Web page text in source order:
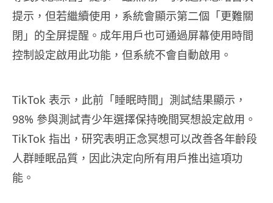
提示，但若繼續使用，系統會顯示第二個「更難關
閉」的全屏提醒。成年用戶也可通過屏幕使用時間
控制設定啟用此功能，但系統不會自動啟用。
TikTok 表示，此前「睡眠時間」測試結果顯示，
98% 參與測試青少年選擇保持晚間冥想設定啟用。
TikTok 指出，研究表明正念冥想可以改善各年齡段
人群睡眠品質，因此決定向所有用戶推出這項功
能。